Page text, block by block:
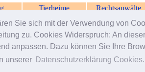
Sie sich mit der Verwendung von
zu. Cookies Widerspruch: An
anpassen. Dazu können Sie Ihre
unserer Datenschutzerklärung Cookies.
Tierheime Rechtsanwälte
Hundevermittlung-Katzenvermittlung-Welpenvermittlung